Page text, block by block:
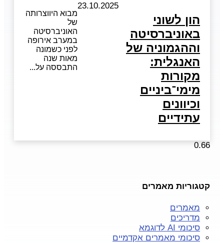
הון לשוני
באוניברסיטה
וההגמוניה של
האנגלית:
מקורות
מימי־ביניים
וכיוונים
עתידיים
23.10.2025
מבוא היווצרותה
של
האוניברסיטה
במערב אירופה
לפני כשמונה
מאות שנה
התבססה על
קטגוריות מאמרים
מאמרים
מדריכים
סיכומי AI לדוגמא
סיכומי מאמרים אקדמיים